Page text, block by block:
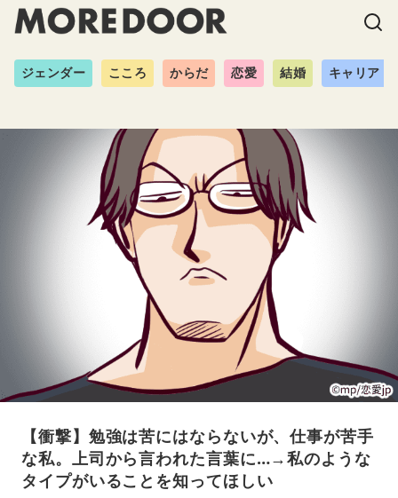
ジェンダー こころ からだ 恋愛 結婚 キャリア
【衝撃】勉強は苦にはならないが、仕事が苦手
な私。上司から言われた言葉に…→私のような
タイプがいることを知ってほしい